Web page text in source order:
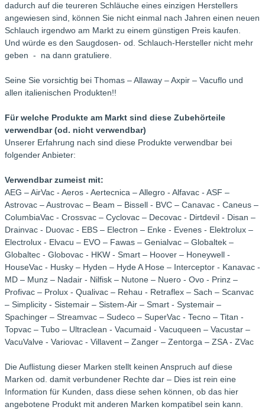
dadurch auf die teureren Schläuche eines einzigen Herstellers
angewiesen sind, können Sie nicht einmal nach Jahren einen neuen
Schlauch irgendwo am Markt zu einem günstigen Preis kaufen.
Und würde es den Saugdosen- od. Schlauch-Hersteller nicht mehr
geben - na dann gratuliere.
Seine Sie vorsichtig bei Thomas – Allaway – Axpir – Vacuflo und
allen italienischen Produkten!!
Für welche Produkte am Markt sind diese Zubehörteile
verwendbar (od. nicht verwendbar)
Unserer Erfahrung nach sind diese Produkte verwendbar bei
folgender Anbieter:
Verwendbar zumeist mit:
AEG – AirVac - Aeros - Aertecnica – Allegro - Alfavac - ASF –
Astrovac – Austrovac – Beam – Bissell - BVC – Canavac - Caneus –
ColumbiaVac - Crossvac – Cyclovac – Decovac - Dirtdevil - Disan –
Drainvac - Duovac - EBS – Electron – Enke - Evenes - Elektrolux –
Electrolux - Elvacu – EVO – Fawas – Genialvac – Globaltek –
Globaltec - Globovac - HKW - Smart – Hoover – Honeywell -
HouseVac - Husky – Hyden – Hyde A Hose – Interceptor - Kanavac -
MD – Munz – Nadair - Nilfisk – Nutone – Nuero - Ovo - Prinz –
Profivac – Prolux - Qualivac – Rehau - Retraflex – Sach – Scanvac
– Simplicity - Sistemair – Sistem-Air – Smart - Systemair –
Spachinger – Streamvac – Sudeco – SuperVac - Tecno – Titan -
Topvac – Tubo – Ultraclean - Vacumaid - Vacuqueen – Vacustar –
VacuValve - Variovac - Villavent – Zanger – Zentorga – ZSA - ZVac
Die Auflistung dieser Marken stellt keinen Anspruch auf diese
Marken od. damit verbundener Rechte dar – Dies ist rein eine
Information für Kunden, dass diese sehen können, ob das hier
angebotene Produkt mit anderen Marken kompatibel sein kann.